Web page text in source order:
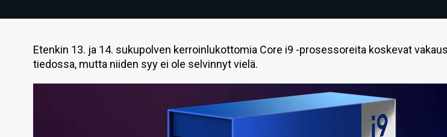
Etenkin 13. ja 14. sukupolven kerroinlukottomia Core i9 -prosessoreita koskevat
tiedossa, mutta niiden syy ei ole selvinnyt vielä.